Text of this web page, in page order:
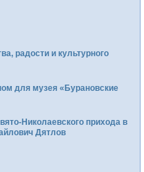
радости и культурного
для музея «Бурановские
Николаевского прихода в
Дятлов